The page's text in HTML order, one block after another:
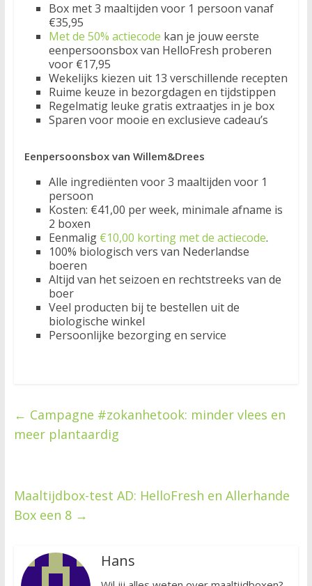
Box met 3 maaltijden voor 1 persoon vanaf
€35,95
Met de 50% actiecode kan je jouw eerste
eenpersoonsbox van HelloFresh proberen
voor €17,95
Wekelijks kiezen uit 13 verschillende recepten
Ruime keuze in bezorgdagen en tijdstippen
Regelmatig leuke gratis extraatjes in je box
Sparen voor mooie en exclusieve cadeau’s
Eenpersoonsbox van Willem&Drees
Alle ingrediënten voor 3 maaltijden voor 1
persoon
Kosten: €41,00 per week, minimale afname is
2 boxen
Eenmalig €10,00 korting met de actiecode.
100% biologisch vers van Nederlandse
boeren
Altijd van het seizoen en rechtstreeks van de
boer
Veel producten bij te bestellen uit de
biologische winkel
Persoonlijke bezorging en service
← Campagne #zokanhetook: minder vlees en
meer plantaardig
Maaltijdbox-test AD: HelloFresh en Allerhande
Box een 8 →
Hans